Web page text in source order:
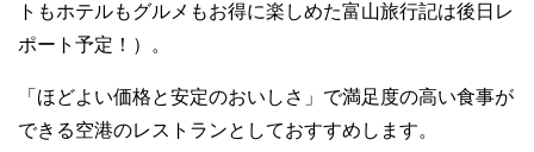
トもホテルもグルメもお得に楽しめた富山旅行記は後日レ
ポート予定！）。
「ほどよい価格と安定のおいしさ」で満足度の高い食事が
できる空港のレストランとしておすすめします。